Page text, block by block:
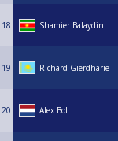
18 Shamier Balaydin
19 Richard Gierdharie
20 Alex Bol